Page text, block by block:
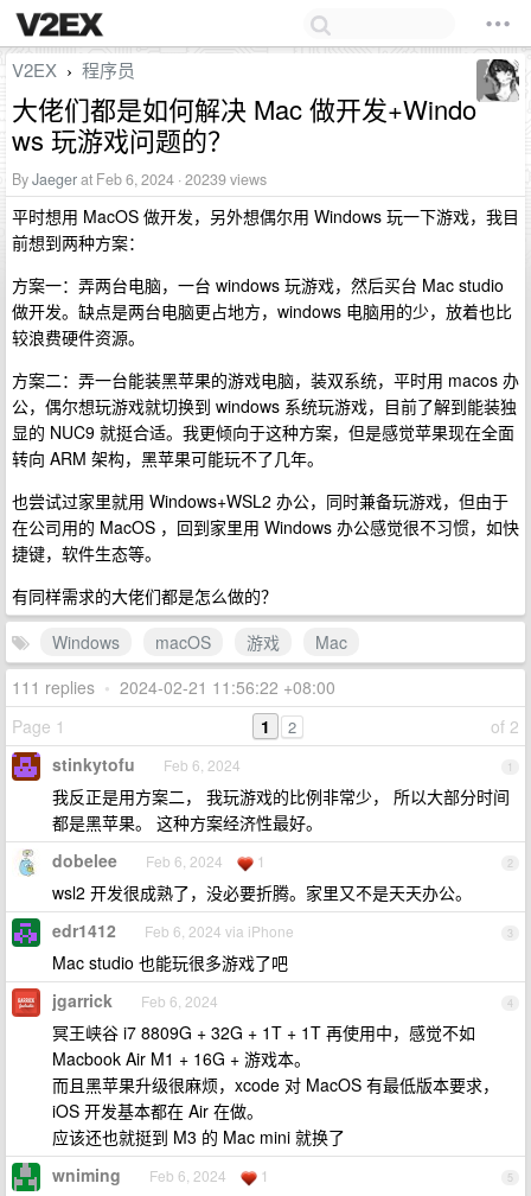
V2EX › 程序员
大佬们都是如何解决 Mac 做开发+Windo
ws 玩游戏问题的？
ByJaegerat Feb 6, 2024 · 20239 views
平时想用 MacOS 做开发，另外想偶尔用 Windows 玩一下游戏，我目
前想到两种方案：
方案一：弄两台电脑，一台 windows 玩游戏，然后买台 Mac studio
做开发。缺点是两台电脑更占地方，windows 电脑用的少，放着也比
较浪费硬件资源。
方案二：弄一台能装黑苹果的游戏电脑，装双系统，平时用 macos 办
公，偶尔想玩游戏就切换到 windows 系统玩游戏，目前了解到能装独
显的 NUC9 就挺合适。我更倾向于这种方案，但是感觉苹果现在全面
转向 ARM 架构，黑苹果可能玩不了几年。
也尝试过家里就用 Windows+WSL2 办公，同时兼备玩游戏，但由于
在公司用的 MacOS ，回到家里用 Windows 办公感觉很不习惯，如快
捷键，软件生态等。
有同样需求的大佬们都是怎么做的？
Windows
macOS 游戏
Mac
111 replies • 2024-02-21 11:56:22 +08:00
Page 1
of 2
1 2
1
stinkytofu Feb 6, 2024
我反正是用方案二， 我玩游戏的比例非常少， 所以大部分时间
都是黑苹果。 这种方案经济性最好。
2
dobelee Feb 6, 2024 1
wsl2 开发很成熟了，没必要折腾。家里又不是天天办公。
3
edr1412 Feb 6, 2024 via iPhone
Mac studio 也能玩很多游戏了吧
4
jgarrick Feb 6, 2024
冥王峡谷 i7 8809G + 32G + 1T + 1T 再使用中，感觉不如
Macbook Air M1 + 16G + 游戏本。
而且黑苹果升级很麻烦，xcode 对 MacOS 有最低版本要求，
iOS 开发基本都在 Air 在做。
应该还也就挺到 M3 的 Mac mini 就换了
5
wniming Feb 6, 2024 1